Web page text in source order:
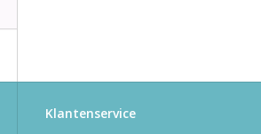
Klantenservice